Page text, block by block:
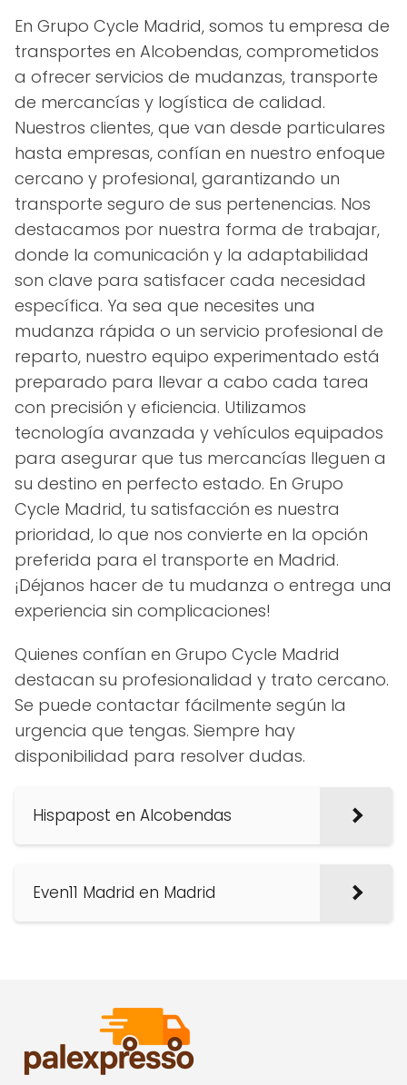
En Grupo Cycle Madrid, somos tu empresa de
transportes en Alcobendas, comprometidos
a ofrecer servicios de mudanzas, transporte
de mercancías y logística de calidad.
Nuestros clientes, que van desde particulares
hasta empresas, confían en nuestro enfoque
cercano y profesional, garantizando un
transporte seguro de sus pertenencias. Nos
destacamos por nuestra forma de trabajar,
donde la comunicación y la adaptabilidad
son clave para satisfacer cada necesidad
específica. Ya sea que necesites una
mudanza rápida o un servicio profesional de
reparto, nuestro equipo experimentado está
preparado para llevar a cabo cada tarea
con precisión y eficiencia. Utilizamos
tecnología avanzada y vehículos equipados
para asegurar que tus mercancías lleguen a
su destino en perfecto estado. En Grupo
Cycle Madrid, tu satisfacción es nuestra
prioridad, lo que nos convierte en la opción
preferida para el transporte en Madrid.
¡Déjanos hacer de tu mudanza o entrega una
experiencia sin complicaciones!
Quienes confían en Grupo Cycle Madrid
destacan su profesionalidad y trato cercano.
Se puede contactar fácilmente según la
urgencia que tengas. Siempre hay
disponibilidad para resolver dudas.
Hispapost en Alcobendas
Even11 Madrid en Madrid